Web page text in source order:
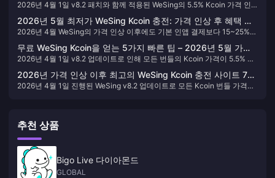
당 가치가 가장 높은 수준입니다.
며, 모든 티어에 4.56달러의 인상분이 일괄 적용되었습니다. 가장 확실한
대안은 BitTopup과 같은 공식 제휴 플랫폼을 통한 웹 충전입니다. 이를 이
용하면 Apple의 30% 또는 Google의 15~30% 수수료를 우회할 수 있어,
동일한 5597 Kcoin 번들을 약 85.29달러에 구매할 수 있습니다. 이는 수수
료가 포함된 Google Play 결제보다 약 19달러 저렴한 금액입니다.
용 분석
2026년 4월 1일 v8.2 패치와 함께 적용된 WeSing의 5.5% Kcoin 가격 인
구매당 $4.56가 올랐습니다. 기본 번들의 Kcoin당 비용은 약 1.56센트이
며, 보너스 이벤트 기간에는 3731 팩과 동일하게 전체 라인업 중 가장 효율
적인 1.36센트의 최저 단가를 유지합니다.
2026년 5월 최저가 WeSing Kcoin 충전: 가격 인상 후 혜택 순
위
2026년 4월 WeSing의 가격 인상 이후에도 기본 인앱 결제보다 15~25%
BitTopup과 같은 서드파티 플랫폼을 통해 3731 또는 5597 Kcoin 번들을
구매하는 것입니다. 커뮤니티 검증 결과, 가격 인상 후 두 상품 모두 Kcoin
당 **1.36센트**로 현재 이용 가능한 가장 효율적인 비율을 보여줍니다. 소
액 패키지는 Kcoin당 1.56~1.57센트로, 정기적으로 충전할 경우 비용 차이
가 빠르게 커집니다.
무료 WeSing Kcoin을 얻는 5가지 빠른 팁 – 2026년 5월 가격
인상 이후
2026년 4월 1일 v8.2 업데이트로 인해 모든 번들의 Kcoin 가격이 5.5% 인
$87.53로 올랐죠. 답답하시겠지만, 대부분의 플레이어가 아직 알아차리지
못한 사실이 있습니다. **이번 인상은 구매 시에만 적용된다는 점입니다.**
열지 않고도 활발하게 활동하기에 충분한 양입니다.
2026년 가격 인상 이후 최고의 WeSing Kcoin 충전 사이트 7곳
(10% 이상 절약)
2026년 4월 1일 진행된 WeSing v8.2 업데이트로 모든 Kcoin 번들 가격이
입니다. BitTopup과 같은 사이트는 Apple 및 Google 앱 스토어의 15~30%
즉시 충전과 계정 안전성을 보장합니다. 이 리스트에 포함된 7개 플랫폼을
다양한 금액대로 직접 테스트한 결과, 아래 순위는 실제 충전 속도, 최종 결
제 비용, 그리고 무엇보다 중요한 안전성 지표를 반영하고 있습니다.
추천 상품
Bigo Live 다이아몬드
GLOBAL